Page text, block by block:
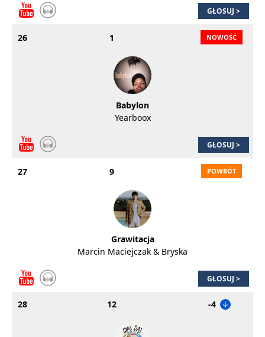
GŁOSUJ >
26 1
Babylon
Yearboox
GŁOSUJ >
27 9
Grawitacja
Marcin Maciejczak & Bryska
GŁOSUJ >
28 12 -4